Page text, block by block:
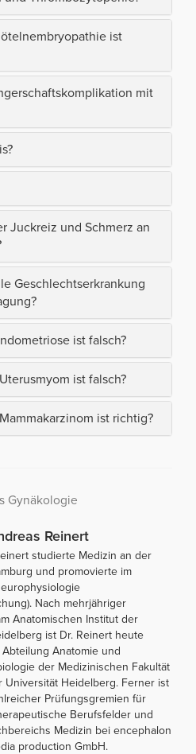
ist
mit
Juckreiz und Schmerz an
Geschlechtserkrankung
ist falsch?
ist falsch?
ist richtig?
Gynäkologie
Reinert
studierte Medizin an der
und promovierte im
Nach mehrjähriger
Anatomischen Institut der
ist Dr. Reinert heute
Anatomie und
der Medizinischen Fakultät
Universität Heidelberg. Ferner ist
Prüfungsgremien für
Berufsfelder und
Medizin bei encephalon
production GmbH.